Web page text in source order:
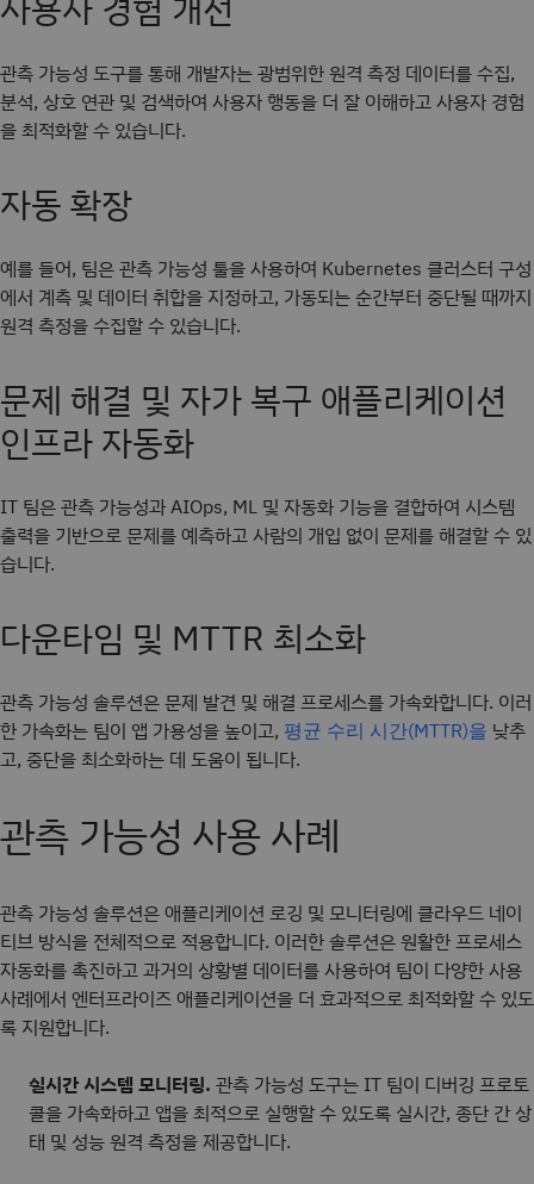
관측 가능성 도구를 통해 개발자는 광범위한 원격 측정 데이터를 수집,
분석, 상호 연관 및 검색하여 사용자 행동을 더 잘 이해하고 사용자 경험
을 최적화할 수 있습니다.
자동 확장
예를 들어, 팀은 관측 가능성 툴을 사용하여 Kubernetes 클러스터 구성
에서 계측 및 데이터 취합을 지정하고, 가동되는 순간부터 중단될 때까지
원격 측정을 수집할 수 있습니다.
문제 해결 및 자가 복구 애플리케이션
인프라 자동화
IT 팀은 관측 가능성과 AIOps, ML 및 자동화 기능을 결합하여 시스템
출력을 기반으로 문제를 예측하고 사람의 개입 없이 문제를 해결할 수 있
습니다.
다운타임 및 MTTR 최소화
관측 가능성 솔루션은 문제 발견 및 해결 프로세스를 가속화합니다. 이러
한 가속화는 팀이 앱 가용성을 높이고, 평균 수리 시간(MTTR)을 낮추
고, 중단을 최소화하는 데 도움이 됩니다.
관측 가능성 사용 사례
관측 가능성 솔루션은 애플리케이션 로깅 및 모니터링에 클라우드 네이
티브 방식을 전체적으로 적용합니다. 이러한 솔루션은 원활한 프로세스
자동화를 촉진하고 과거의 상황별 데이터를 사용하여 팀이 다양한 사용
사례에서 엔터프라이즈 애플리케이션을 더 효과적으로 최적화할 수 있도
록 지원합니다.
실시간 시스템 모니터링. 관측 가능성 도구는 IT 팀이 디버깅 프로토
콜을 가속화하고 앱을 최적으로 실행할 수 있도록 실시간, 종단 간 상
태 및 성능 원격 측정을 제공합니다.